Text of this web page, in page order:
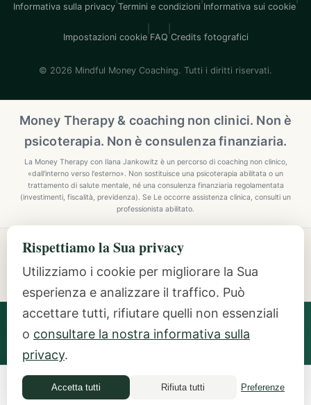
Informativa sulla privacy Termini e condizioni Informativa sui cookie
Impostazioni cookie FAQ Credits fotografici
© 2026 Mindful Money Coaching. Tutti i diritti riservati.
Money Quiz
Money Therapy & coaching non clinici. Non è
psicoterapia. Non è consulenza finanziaria.
La Money Therapy con Ilana Jankowitz è un percorso di coaching non clinico,
«dall'interno verso l'esterno». Non sostituisce una psicoterapia abilitata o un
trattamento di salute mentale, né una consulenza finanziaria regolamentata
(investimenti, fiscalità, previdenza). Se Le occorre assistenza clinica, consulti un
professionista abilitato.
Explore Mindful Money Coaching
Programmes, archetypes, the Inside-Out Method, and
resources.
Ilana Jankowitz· Certified Money Coach (CMC) · NLP
Practitioner · Inside-Out Money Coach (10+ Years) ·
Rispettiamo la Sua privacy
Utilizziamo i cookie per migliorare la Sua
esperienza e analizzare il traffico. Può
accettare tutti, rifiutare quelli non essenziali
o consultare la nostra informativa sulla
privacy.
Accetta tutti Rifiuta tutti Preferenze